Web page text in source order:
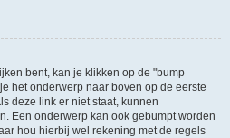
bent, kan je klikken op de "bump
het onderwerp naar boven op de eerste
deze link er niet staat, kunnen
Een onderwerp kan ook gebumpt worden
hou hierbij wel rekening met de regels